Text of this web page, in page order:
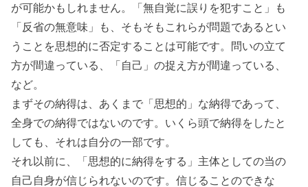
が可能かもしれません。「無自覚に誤りを犯すこと」も
「反省の無意味」も、そもそもこれらが問題であるとい
うことを思想的に否定することは可能です。問いの立て
方が間違っている、「自己」の捉え方が間違っている、
など。
まずその納得は、あくまで「思想的」な納得であって、
全身での納得ではないのです。いくら頭で納得をしたと
しても、それは自分の一部です。
それ以前に、
「思想的に納得をする」主体としての当の
自己自身が信じられないのです。信じることのできな